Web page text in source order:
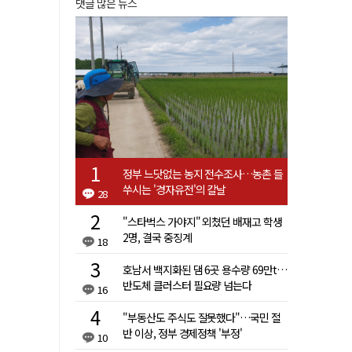
댓글 많은 뉴스
28
정부 느닷없는 농지 전수조사…농촌 들
쑤시는 '경자유전'의 칼날
18
"스타벅스 가야지" 외쳤던 배재고 학생
2명, 결국 중징계
16
호남서 백지화된 댐 6곳 용수량 69만t…
반도체 클러스터 필요량 넘는다
10
"부동산도 주식도 잘못했다"…국민 절
반 이상, 정부 경제정책 '부정'